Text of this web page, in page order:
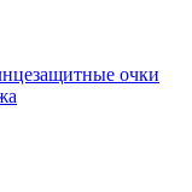
очки